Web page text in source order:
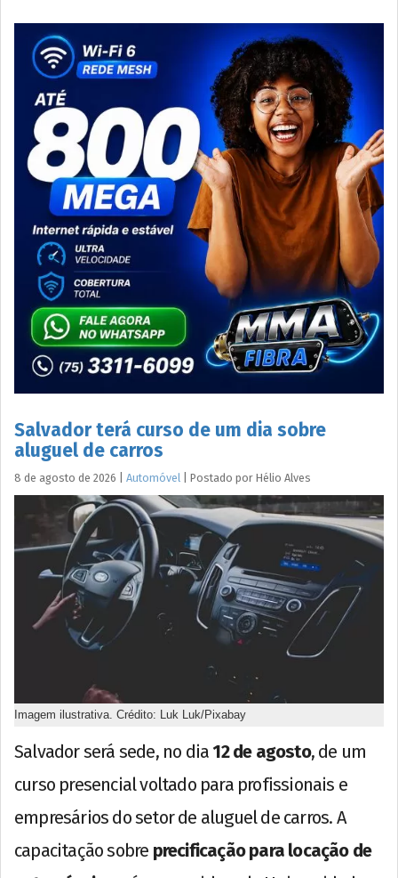
Salvador terá curso de um dia sobre
aluguel de carros
8 de agosto de 2026 Automóvel Postado por Hélio Alves
Imagem ilustrativa. Crédito: Luk Luk/Pixabay
Salvador será sede, no dia 12 de agosto, de um
curso presencial voltado para profissionais e
empresários do setor de aluguel de carros. A
capacitação sobre precificação para locação de